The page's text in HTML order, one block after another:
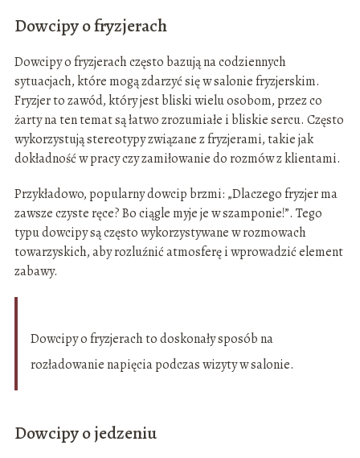
Dowcipy o fryzjerach
Dowcipy o fryzjerach często bazują na codziennych
sytuacjach, które mogą zdarzyć się w salonie fryzjerskim.
Fryzjer to zawód, który jest bliski wielu osobom, przez co
żarty na ten temat są łatwo zrozumiałe i bliskie sercu. Często
wykorzystują stereotypy związane z fryzjerami, takie jak
dokładność w pracy czy zamiłowanie do rozmów z klientami.
Przykładowo, popularny dowcip brzmi: „Dlaczego fryzjer ma
zawsze czyste ręce? Bo ciągle myje je w szamponie!”. Tego
typu dowcipy są często wykorzystywane w rozmowach
towarzyskich, aby rozluźnić atmosferę i wprowadzić element
zabawy.
Dowcipy o fryzjerach to doskonały sposób na
rozładowanie napięcia podczas wizyty w salonie.
Dowcipy o jedzeniu